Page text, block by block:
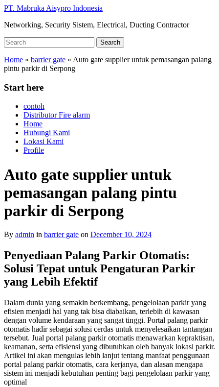
Skip
main
PT. Mabruka Aisypro Indonesia
Networking, Security Sistem, Electrical, Ducting Contractor
Search
for:
Search
Home » barrier gate » Auto gate supplier untuk pemasangan palang
pintu parkir di Serpong
Start here
contoh
Distributor Fire alarm
Home
Hubungi Kami
Lokasi Kami
Profile
Auto gate supplier untuk
pemasangan palang pintu
parkir di Serpong
By admin in barrier gate on December 10, 2024
Penyediaan Palang Parkir Otomatis:
Solusi Tepat untuk Pengaturan Parkir
yang Lebih Efektif
Dalam dunia yang semakin berkembang, pengelolaan parkir yang
efisien menjadi hal yang tak bisa diabaikan, terlebih di kawasan
dengan volume kendaraan yang sangat tinggi. Portal palang parkir
otomatis hadir sebagai solusi cerdas untuk menyelesaikan tantangan
tersebut. Jual portal palang parkir otomatis menawarkan kepraktisan,
keamanan, serta efisiensi yang dibutuhkan oleh banyak lokasi parkir.
Artikel ini akan mengulas lebih lanjut tentang manfaat penggunaan
portal palang parkir otomatis, cara kerjanya, dan alasan mengapa
sistem ini menjadi kebutuhan penting bagi pengelolaan parkir yang
optimal